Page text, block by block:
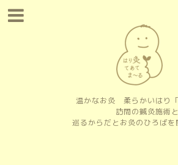
温かなお灸 柔らかいはり「
訪問の鍼灸施術と
巡るからだとお灸のひろばを